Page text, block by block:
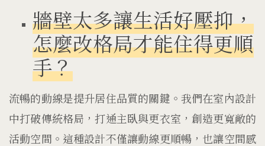
牆壁太多讓生活好壓抑，
怎麼改格局才能住得更順
手？
流暢的動線是提升居住品質的關鍵。我們在室內設計
中打破傳統格局，打通主臥與更衣室，創造更寬敞的
活動空間。這種設計不僅讓動線更順暢，也讓空間感